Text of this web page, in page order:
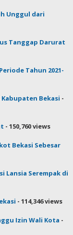
Unggul dari
Tanggap Darurat
Tahun 2021-
Kabupaten Bekasi -
- 150,760 views
Bekasi Sebesar
Lansia Serempak di
- 114,346 views
Izin Wali Kota -